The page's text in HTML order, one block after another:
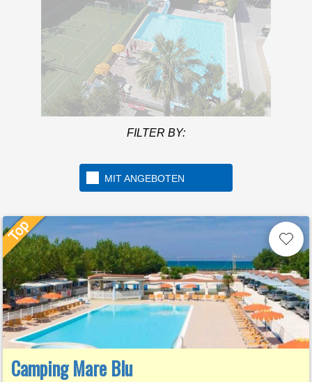
Wir unsere Gäste in einem
spritzigen, heiterem und
Mehr info
FILTER BY:
MIT ANGEBOTEN
Camping Mare Blu